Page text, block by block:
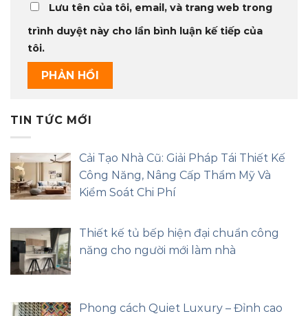
Lưu tên của tôi, email, và trang web trong
trình duyệt này cho lần bình luận kế tiếp của
tôi.
TIN TỨC MỚI
Cải Tạo Nhà Cũ: Giải Pháp Tái Thiết Kế
Công Năng, Nâng Cấp Thẩm Mỹ Và
Kiểm Soát Chi Phí
Thiết kế tủ bếp hiện đại chuẩn công
năng cho người mới làm nhà
Phong cách Quiet Luxury – Đỉnh cao